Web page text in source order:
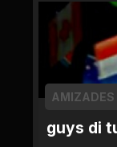
AMIZADES